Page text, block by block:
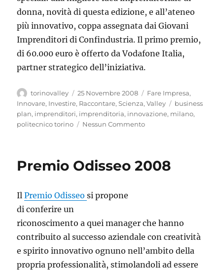
donna, novità di questa edizione, e all’ateneo
più innovativo, coppa assegnata dai Giovani
Imprenditori di Confindustria. Il primo premio,
di 60.000 euro è offerto da Vodafone Italia,
partner strategico dell’iniziativa.
Autore
torinovalley
Pubblicato
il
25 Novembre 2008 Categorie
Fare Impresa,
Innovare, Investire, Raccontare,Scienza,Valley Tag
business
plan, imprenditori, imprenditoria, innovazione, milano,
politecnico torino
Nessun Commento
Premio Odisseo 2008
IlPremio Odisseosi propone
di conferire un
riconoscimento a quei manager che hanno
contribuito al successo aziendale con creatività
e spirito innovativo ognuno nell’ambito della
propria professionalità, stimolandoli ad essere